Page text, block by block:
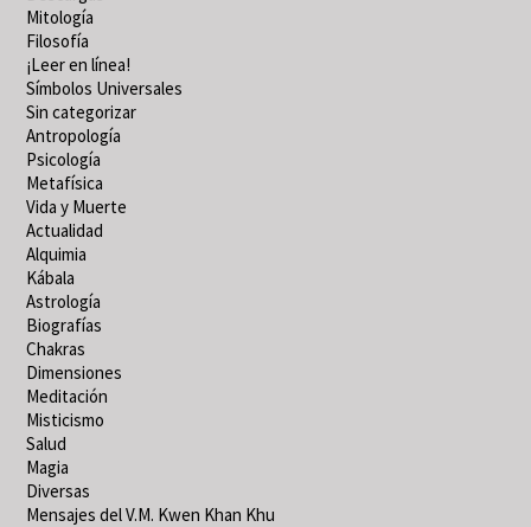
Mitología
Filosofía
¡Leer en línea!
Símbolos Universales
Sin categorizar
Antropología
Psicología
Metafísica
Vida y Muerte
Actualidad
Alquimia
Kábala
Astrología
Biografías
Chakras
Dimensiones
Meditación
Misticismo
Salud
Magia
Diversas
Mensajes del V.M. Kwen Khan Khu